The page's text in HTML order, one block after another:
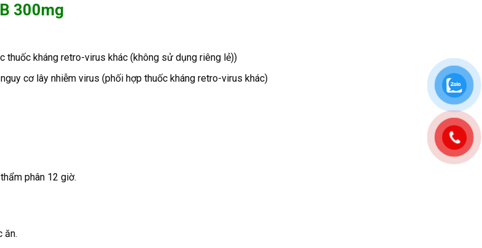
300mg
kháng retro-virus khác (không sử dụng riêng lẻ))
cơ lây nhiễm virus (phối hợp thuốc kháng retro-virus khác)
phân 12 giờ.
ăn.